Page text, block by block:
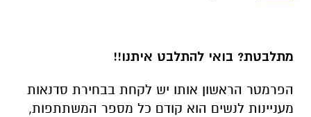
מתלבטת? בואי להתלבט איתנו!!
הפרמטר הראשון אותו יש לקחת בבחירת סדנאות
מעניינות לנשים הוא קודם כל מספר המשתתפות,